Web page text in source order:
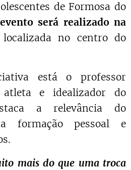
de Formosa do
evento será realizado na
no centro do
está o professor
atleta e idealizador do
a relevância do
formação pessoal e
mais do que uma troca